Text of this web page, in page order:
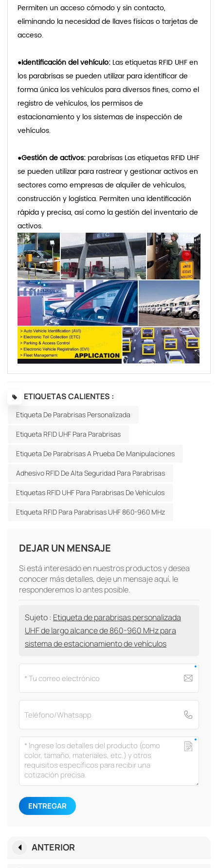
Permiten un acceso cómodo y sin contacto,
eliminando la necesidad de llaves físicas o tarjetas de
acceso.
●Identificación del vehículo: Las etiquetas RFID UHF en
los parabrisas se pueden utilizar para identificar de
forma única los vehículos para diversos fines, como el
registro de vehículos, los permisos de
estacionamiento y los sistemas de inspección de
vehículos.
●Gestión de activos: parabrisas Las etiquetas RFID UHF
se pueden utilizar para rastrear y gestionar activos en
sectores como empresas de alquiler de vehículos,
construcción y logística. Permiten una identificación
rápida y precisa, así como la gestión del inventario de
activos.
ETIQUETAS CALIENTES :
Etiqueta De Parabrisas Personalizada
Etiqueta RFID UHF Para Parabrisas
Etiqueta De Parabrisas A Prueba De Manipulaciones
Adhesivo RFID De Alta Seguridad Para Parabrisas
Etiquetas RFID UHF Para Parabrisas De Vehículos
Etiqueta RFID Para Parabrisas UHF 860-960 MHz
DEJAR UN MENSAJE
Si está interesado en nuestros productos y desea
conocer más detalles, deje un mensaje aquí, le
responderemos lo antes posible.
Sujeto : Etiqueta de parabrisas personalizada
UHF de largo alcance de 860-960 MHz para
sistema de estacionamiento de vehículos
ENTREGAR
ANTERIOR